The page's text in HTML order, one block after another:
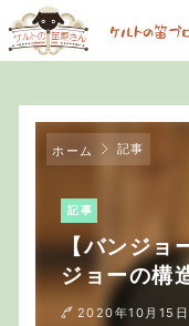
ホーム 記事
記事
【バンジョ
ジョーの構
2020年10月15日